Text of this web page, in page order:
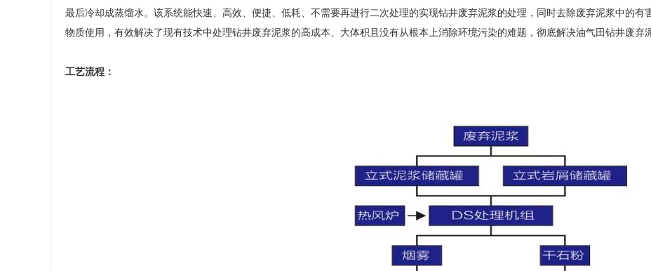
最后冷却成蒸馏水。该系统能快速、高效、便捷、低耗、不需要再进行二次处理的实现钻井废弃泥浆的处理，同时去除废弃泥浆中的有
物质使用，有效解决了现有技术中处理钻井废弃泥浆的高成本、大体积且没有从根本上消除环境污染的难题，彻底解决油气田钻井废弃
工艺流程：